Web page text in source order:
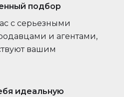
подбор
с серьезными
и агентами,
вашим
идеальную